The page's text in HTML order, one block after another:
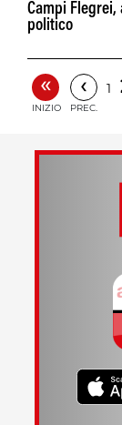
Campi
politico
«
INIZIO
‹
PREC.
1